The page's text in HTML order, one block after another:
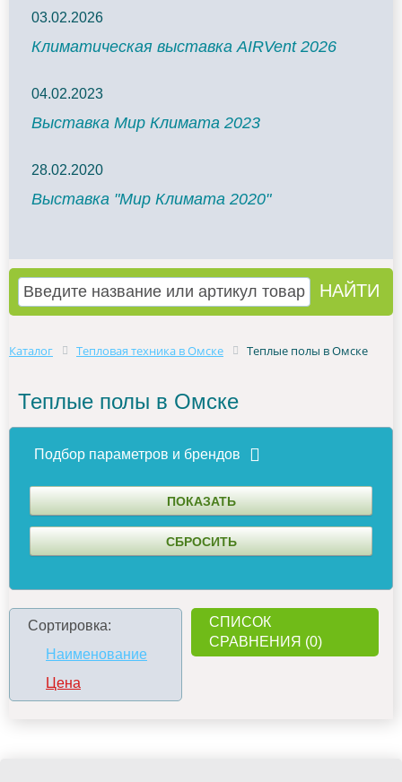
03.02.2026
Климатическая выставка AIRVent 2026
04.02.2023
Выставка Мир Климата 2023
28.02.2020
Выставка "Мир Климата 2020"
Каталог Тепловая техника в Омске Теплые полы в Омске
Теплые полы в Омске
Подбор параметров и брендов
Сортировка:
Наименование
Цена
СПИСОК
СРАВНЕНИЯ (0)